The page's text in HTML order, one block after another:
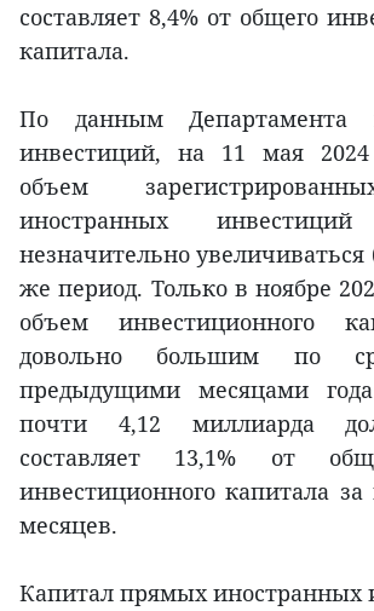
составляет 8,4% от общего
капитала.
По данным Департамента
инвестиций, на 11 мая
объем
иностранных
незначительно увеличиваться
же период. Только в ноябре
объем инвестиционного
довольно большим по
предыдущими месяцами
почти 4,12 миллиарда
составляет 13,1% от
инвестиционного капитала за
месяцев.
Капитал прямых иностранных